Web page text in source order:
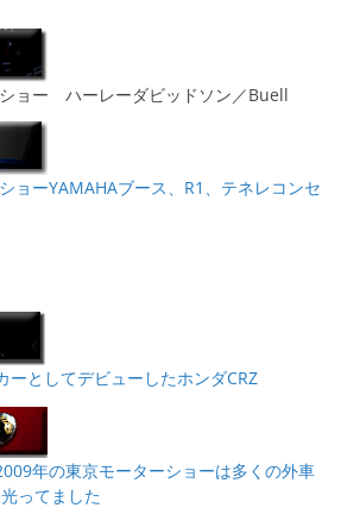
ョー ハーレーダビッドソン／Buell
ョーYAMAHAブース、R1、テネレコンセ
ーとしてデビューしたホンダCRZ
年の東京モーターショーは多くの外車
ってました